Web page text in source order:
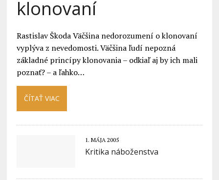
klonovaní
Rastislav Škoda Väčšina nedorozumení o klonovaní
vyplýva z nevedomosti. Väčšina ľudí nepozná
základné princípy klonovania – odkiaľ aj by ich mali
poznať? – a ľahko…
ČÍTAŤ VIAC
1. MÁJA 2005
Kritika náboženstva